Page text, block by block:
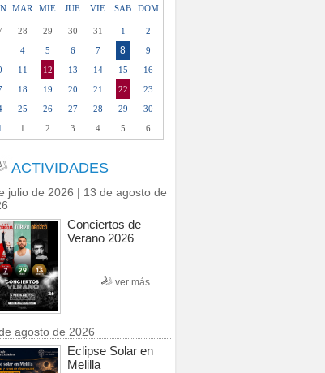
MAR MIE JUE VIE SAB DOM
28 29 30 31 1
2
4 5 6 7 8
9
11 12 13 14 15
16
18 19 20 21 22
23
25 26 27 28 29
30
1 2 3 4 5 6
ACTIVIDADES
julio de 2026 | 13 de agosto de
Conciertos de
Verano 2026
ver más
agosto de 2026
Eclipse Solar en
Melilla